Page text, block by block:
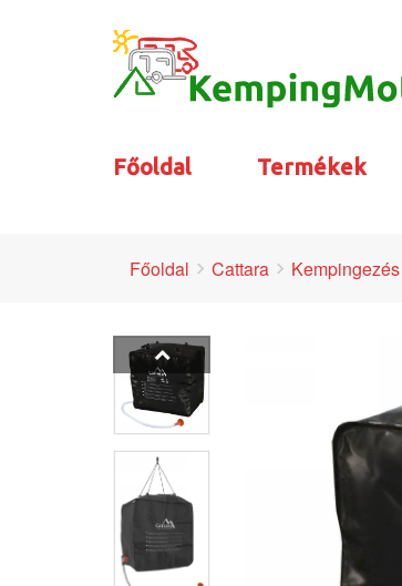
Főoldal Termékek
Főoldal Cattara